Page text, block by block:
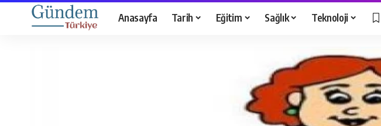
Anasayfa Tarih Eğitim Sağlık Teknoloji